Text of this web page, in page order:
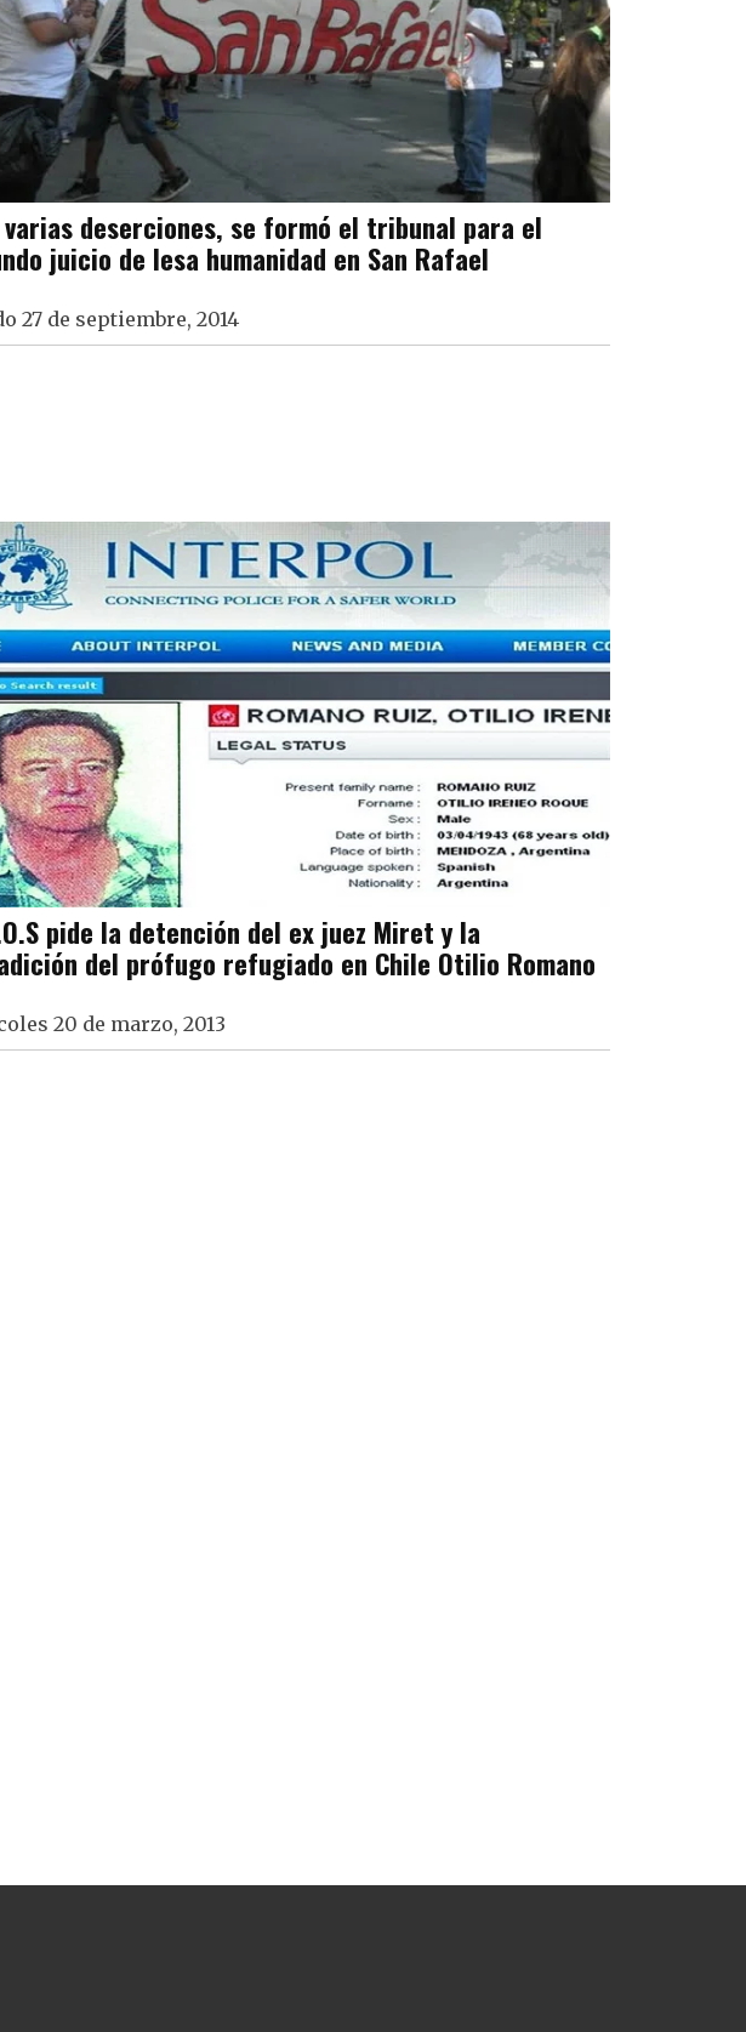
varias deserciones, se formó el tribunal para el
juicio de lesa humanidad en San Rafael
27 de septiembre, 2014
pide la detención del ex juez Miret y la
del prófugo refugiado en Chile Otilio Romano
20 de marzo, 2013